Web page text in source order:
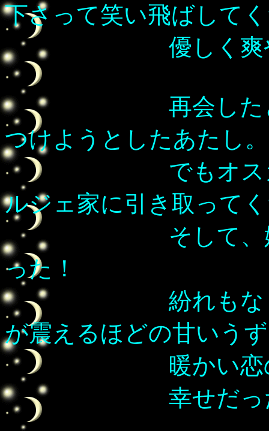
下さって笑い飛ばして
優しく爽やかな
再会したときは
つけようとしたあたし。
でもオスカル様
ルジェ家に引き取って
そして、妹のよ
った！
紛れもなくあた
が震えるほどの甘いう
暖かい恋の夢
幸せだった